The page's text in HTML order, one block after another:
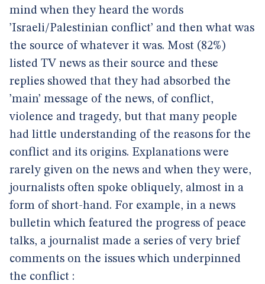
mind when they heard the words
’Israeli/Palestinian conflict’ and then what was
the source of whatever it was. Most (82%)
listed TV news as their source and these
replies showed that they had absorbed the
’main’ message of the news, of conflict,
violence and tragedy, but that many people
had little understanding of the reasons for the
conflict and its origins. Explanations were
rarely given on the news and when they were,
journalists often spoke obliquely, almost in a
form of short-hand. For example, in a news
bulletin which featured the progress of peace
talks, a journalist made a series of very brief
comments on the issues which underpinned
the conflict :